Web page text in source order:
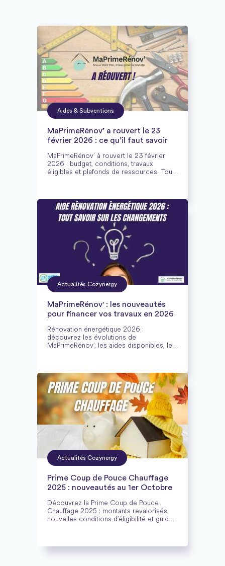
Aides & Subventions
MaPrimeRénov’ a rouvert le 23
février 2026 : ce qu’il faut savoir
MaPrimeRénov’ à rouvert le 23 février
2026 : budget, conditions, travaux
éligibles et plafonds de ressources. Tout
Actualités Cozynergy
MaPrimeRénov' : les nouveautés
pour financer vos travaux en 2026
Rénovation énergétique 2026 :
découvrez les évolutions de
MaPrimeRénov’, les aides disponibles, les
Actualités Cozynergy
Prime Coup de Pouce Chauffage
2025 : nouveautés au 1er Octobre
Découvrez la Prime Coup de Pouce
Chauffage 2025 : montants revalorisés,
nouvelles conditions d’éligibilité et guide